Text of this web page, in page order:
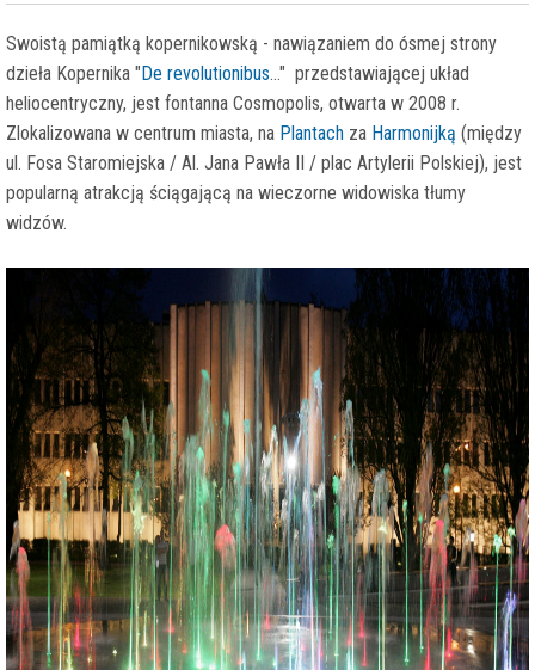
Swoistą pamiątką kopernikowską - nawiązaniem do ósmej strony
dzieła Kopernika "De revolutionibus..." przedstawiającej układ
heliocentryczny, jest fontanna Cosmopolis, otwarta w 2008 r.
Zlokalizowana w centrum miasta, na Plantach za Harmonijką (między
ul. Fosa Staromiejska / Al. Jana Pawła II / plac Artylerii Polskiej), jest
popularną atrakcją ściągającą na wieczorne widowiska tłumy
widzów.